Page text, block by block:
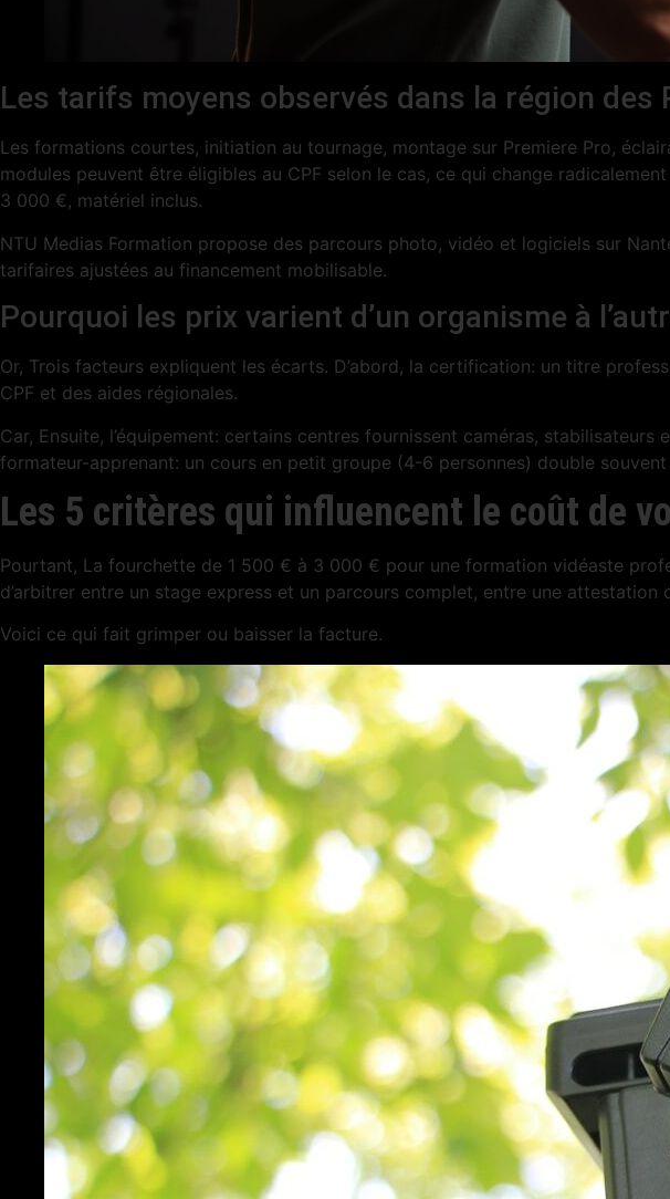
Les tarifs moyens observés dans la région des
Les formations courtes, initiation au tournage, montage sur Premiere Pro,
modules peuvent être éligibles au CPF selon le cas, ce qui change
3 000 €, matériel inclus.
NTU Medias Formation propose des parcours photo, vidéo et logiciels sur
tarifaires ajustées au financement mobilisable.
Pourquoi les prix varient d’un organisme à
Or, Trois facteurs expliquent les écarts. D’abord, la certification: un titre
CPF et des aides régionales.
Car, Ensuite, l’équipement: certains centres fournissent caméras,
formateur-apprenant: un cours en petit groupe (4-6 personnes) double
Les 5 critères qui influencent le coût de
Pourtant, La fourchette de 1 500 € à 3 000 € pour une formation vidéaste
d’arbitrer entre un stage express et un parcours complet, entre une
Voici ce qui fait grimper ou baisser la facture.